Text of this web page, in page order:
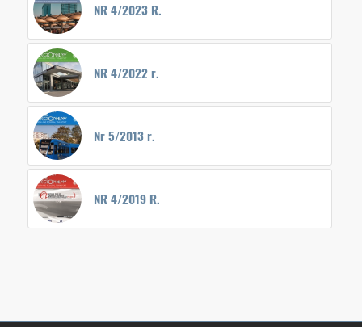
NR 4/2023 R.
NR 4/2022 r.
Nr 5/2013 r.
NR 4/2019 R.